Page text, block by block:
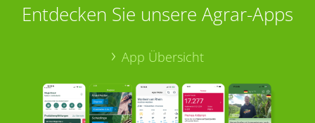
Entdecken Sie unsere Agrar-Apps
App Übersicht